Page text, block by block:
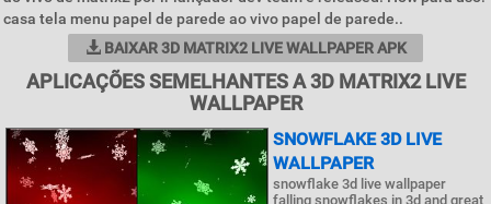
casa tela menu papel de parede ao vivo papel de parede..
BAIXAR 3D MATRIX2 LIVE WALLPAPER APK
APLICAÇÕES SEMELHANTES A 3D MATRIX2 LIVE
WALLPAPER
SNOWFLAKE 3D LIVE
WALLPAPER
snowflake 3d live wallpaper
falling snowflakes in 3d and great